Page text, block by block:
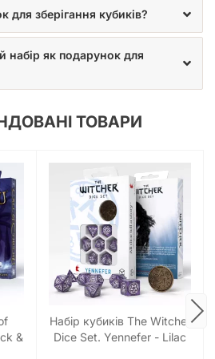
D6, D8, D10 (два, для відсотків),
що гарантує
результатів. Адже
гри. Цігеймерські
супутником у незліченних
кубики:
та
подарунок для фаната настільних
поповнити свою власну
Набір кубиків Japanese
(7)
– це вибір, який не залишить
для зберігання кубиків?
як подарунок для
ТОВАРИ
&
Набір кубиків The Witcher
Dice Set. Yennefer - Lilac